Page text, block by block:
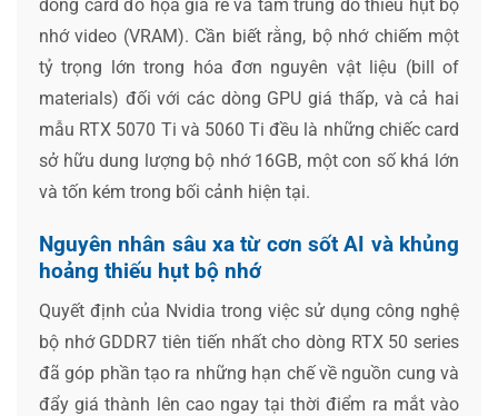
dòng card đồ họa giá rẻ và tầm trung do thiếu hụt bộ
nhớ video (VRAM). Cần biết rằng, bộ nhớ chiếm một
tỷ trọng lớn trong hóa đơn nguyên vật liệu (bill of
materials) đối với các dòng GPU giá thấp, và cả hai
mẫu RTX 5070 Ti và 5060 Ti đều là những chiếc card
sở hữu dung lượng bộ nhớ 16GB, một con số khá lớn
và tốn kém trong bối cảnh hiện tại.
Nguyên nhân sâu xa từ cơn sốt AI và khủng
hoảng thiếu hụt bộ nhớ
Quyết định của Nvidia trong việc sử dụng công nghệ
bộ nhớ GDDR7 tiên tiến nhất cho dòng RTX 50 series
đã góp phần tạo ra những hạn chế về nguồn cung và
đẩy giá thành lên cao ngay tại thời điểm ra mắt vào